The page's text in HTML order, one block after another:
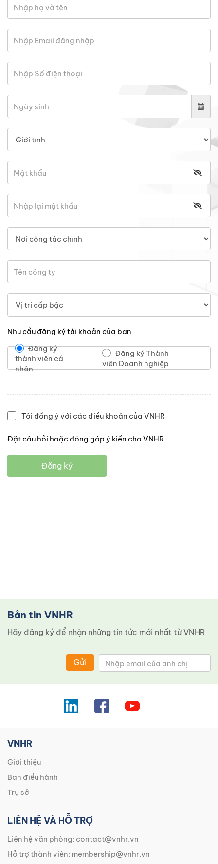
Nhu cầu đăng ký tài khoản của bạn
Đăng ký
thành viên cá
nhân
Đăng ký Thành
viên Doanh nghiệp
Tôi đồng ý với các điều khoản của VNHR
Đặt câu hỏi hoặc đóng góp ý kiến cho VNHR
Đăng ký
Bản tin VNHR
Hãy đăng ký để nhận những tin tức mới nhất từ ​​VNHR
Gửi
VNHR
Giới thiệu
Ban điều hành
Trụ sở
LIÊN HỆ VÀ HỖ TRỢ
Liên hệ văn phòng: contact@vnhr.vn
Hỗ trợ thành viên: membership@vnhr.vn